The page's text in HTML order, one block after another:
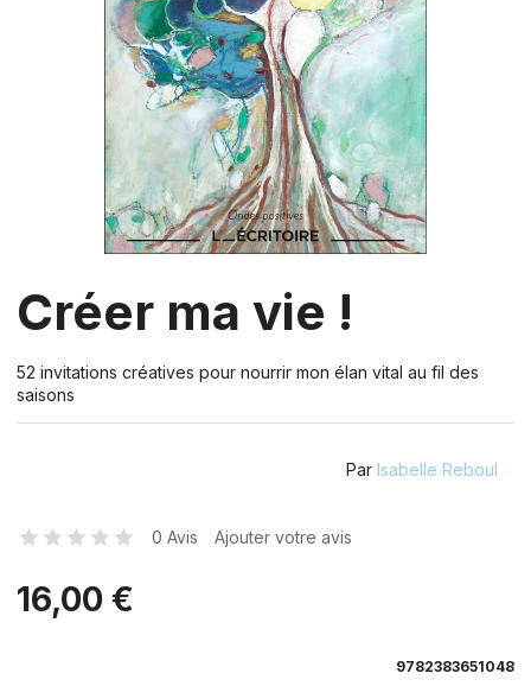
Créer ma vie !
52 invitations créatives pour nourrir mon élan vital au fil des
saisons
Par Isabelle Reboul
0 Avis Ajouter votre avis
16,00 €
9782383651048